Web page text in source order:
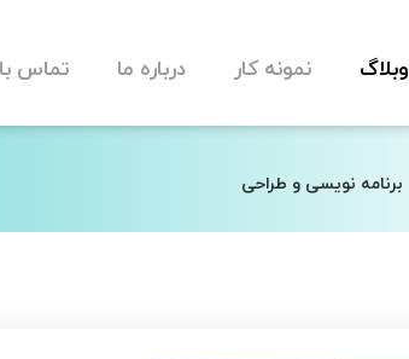
وبلاگ نمونه کار درباره ما تماس
برنامه نویسی و طراحی